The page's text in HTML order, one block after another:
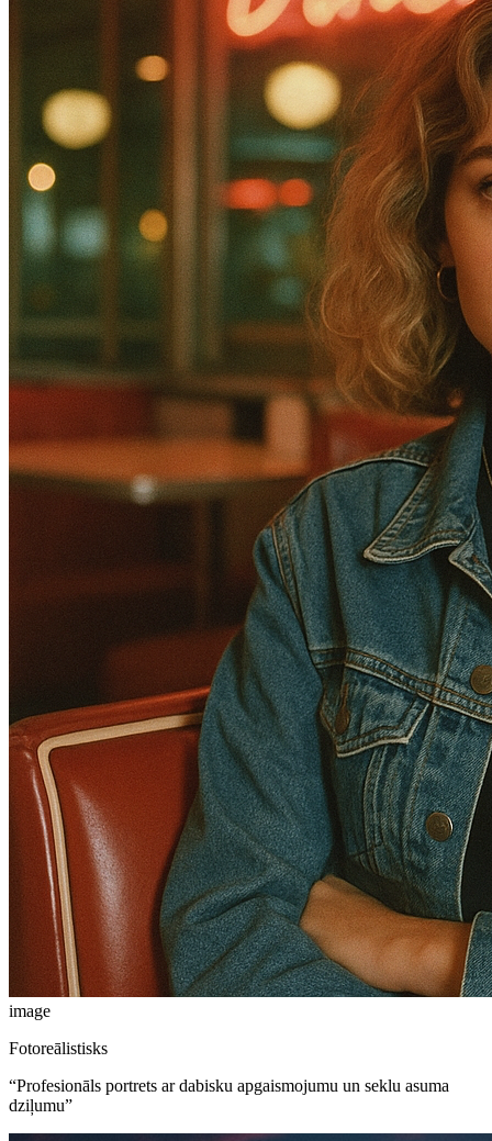
image
Fotoreālistisks
“Profesionāls portrets ar dabisku apgaismojumu un seklu asuma
dziļumu”